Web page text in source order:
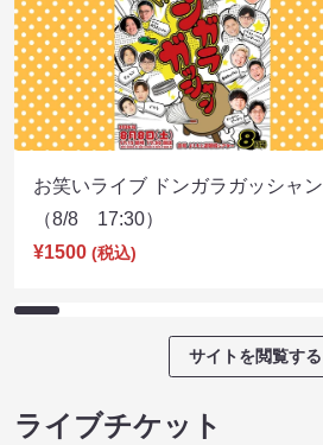
お笑いライブ ドンガラガッシャン
（8/8 17:30）
¥1500 (税込)
サイトを閲覧する
ライブチケット